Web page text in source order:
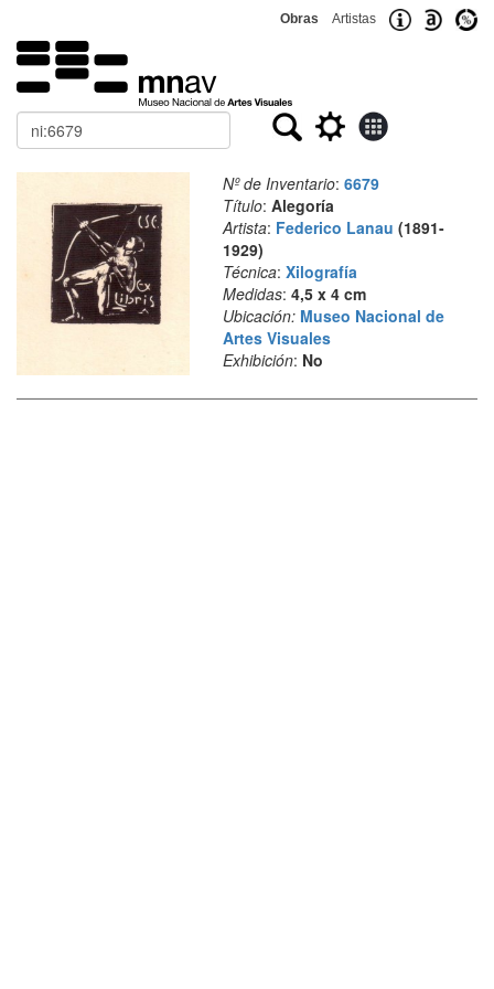
Obras Artistas
Buscar
Nº de Inventario: 6679
Título: Alegoría
Artista: Federico Lanau (1891-
1929)
Técnica: Xilografía
Medidas: 4,5 x 4 cm
Ubicación: Museo Nacional de
Artes Visuales
Exhibición: No